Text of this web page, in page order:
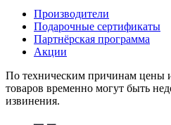
Производители
Подарочные сертификаты
Партнёрская программа
Акции
По техническим причинам цены
товаров временно могут быть
извинения.